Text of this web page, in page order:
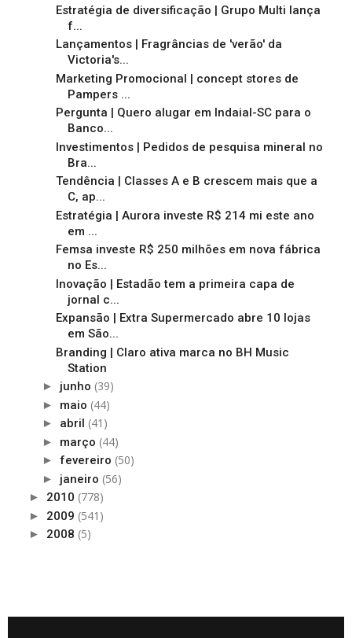
Estratégia de diversificação | Grupo Multi lança
f...
Lançamentos | Fragrâncias de 'verão' da
Victoria's...
Marketing Promocional | concept stores de
Pampers ...
Pergunta | Quero alugar em Indaial-SC para o
Banco...
Investimentos | Pedidos de pesquisa mineral no
Bra...
Tendência | Classes A e B crescem mais que a
C, ap...
Estratégia | Aurora investe R$ 214 mi este ano
em ...
Femsa investe R$ 250 milhões em nova fábrica
no Es...
Inovação | Estadão tem a primeira capa de
jornal c...
Expansão | Extra Supermercado abre 10 lojas
em São...
Branding | Claro ativa marca no BH Music
Station
► junho (39)
► maio (44)
► abril (41)
► março (44)
► fevereiro (50)
► janeiro (56)
► 2010 (778)
► 2009 (541)
► 2008 (5)